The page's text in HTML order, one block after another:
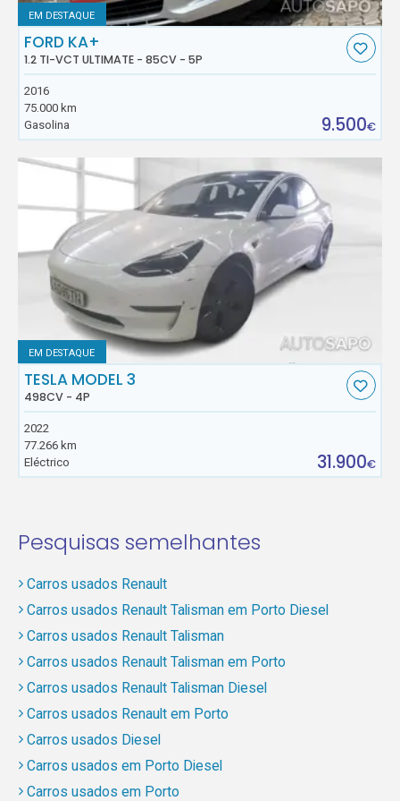
EM DESTAQUE
FORD KA+
1.2 TI-VCT ULTIMATE - 85CV - 5P
2016
75.000 km
Gasolina
9.500€
EM DESTAQUE
TESLA MODEL 3
498CV - 4P
2022
77.266 km
Eléctrico
31.900€
Pesquisas semelhantes
Carros usados Renault
Carros usados Renault Talisman em Porto Diesel
Carros usados Renault Talisman
Carros usados Renault Talisman em Porto
Carros usados Renault Talisman Diesel
Carros usados Renault em Porto
Carros usados Diesel
Carros usados em Porto Diesel
Carros usados em Porto